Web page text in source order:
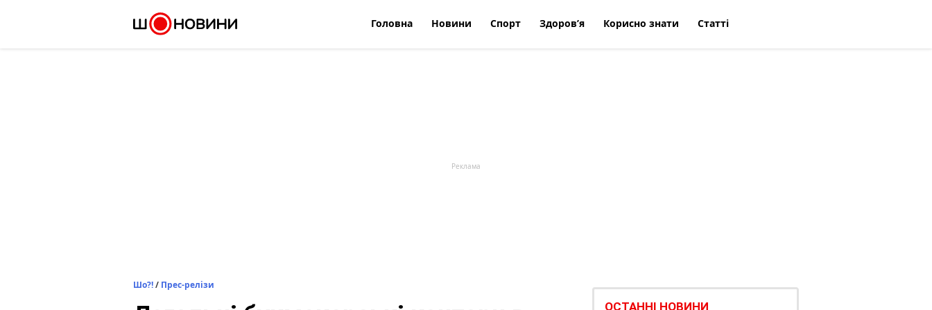
Головна Новини Спорт Здоров’я Корисно знати Статті
Шо?!/ Прес-релізи
ОСТАННІ НОВИНИ